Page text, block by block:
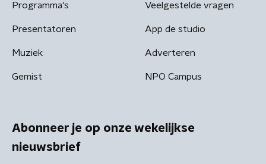
Programma's
Presentatoren
Muziek
Gemist
Veelgestelde vragen
App de studio
Adverteren
NPO Campus
Abonneer je op onze wekelijkse
nieuwsbrief